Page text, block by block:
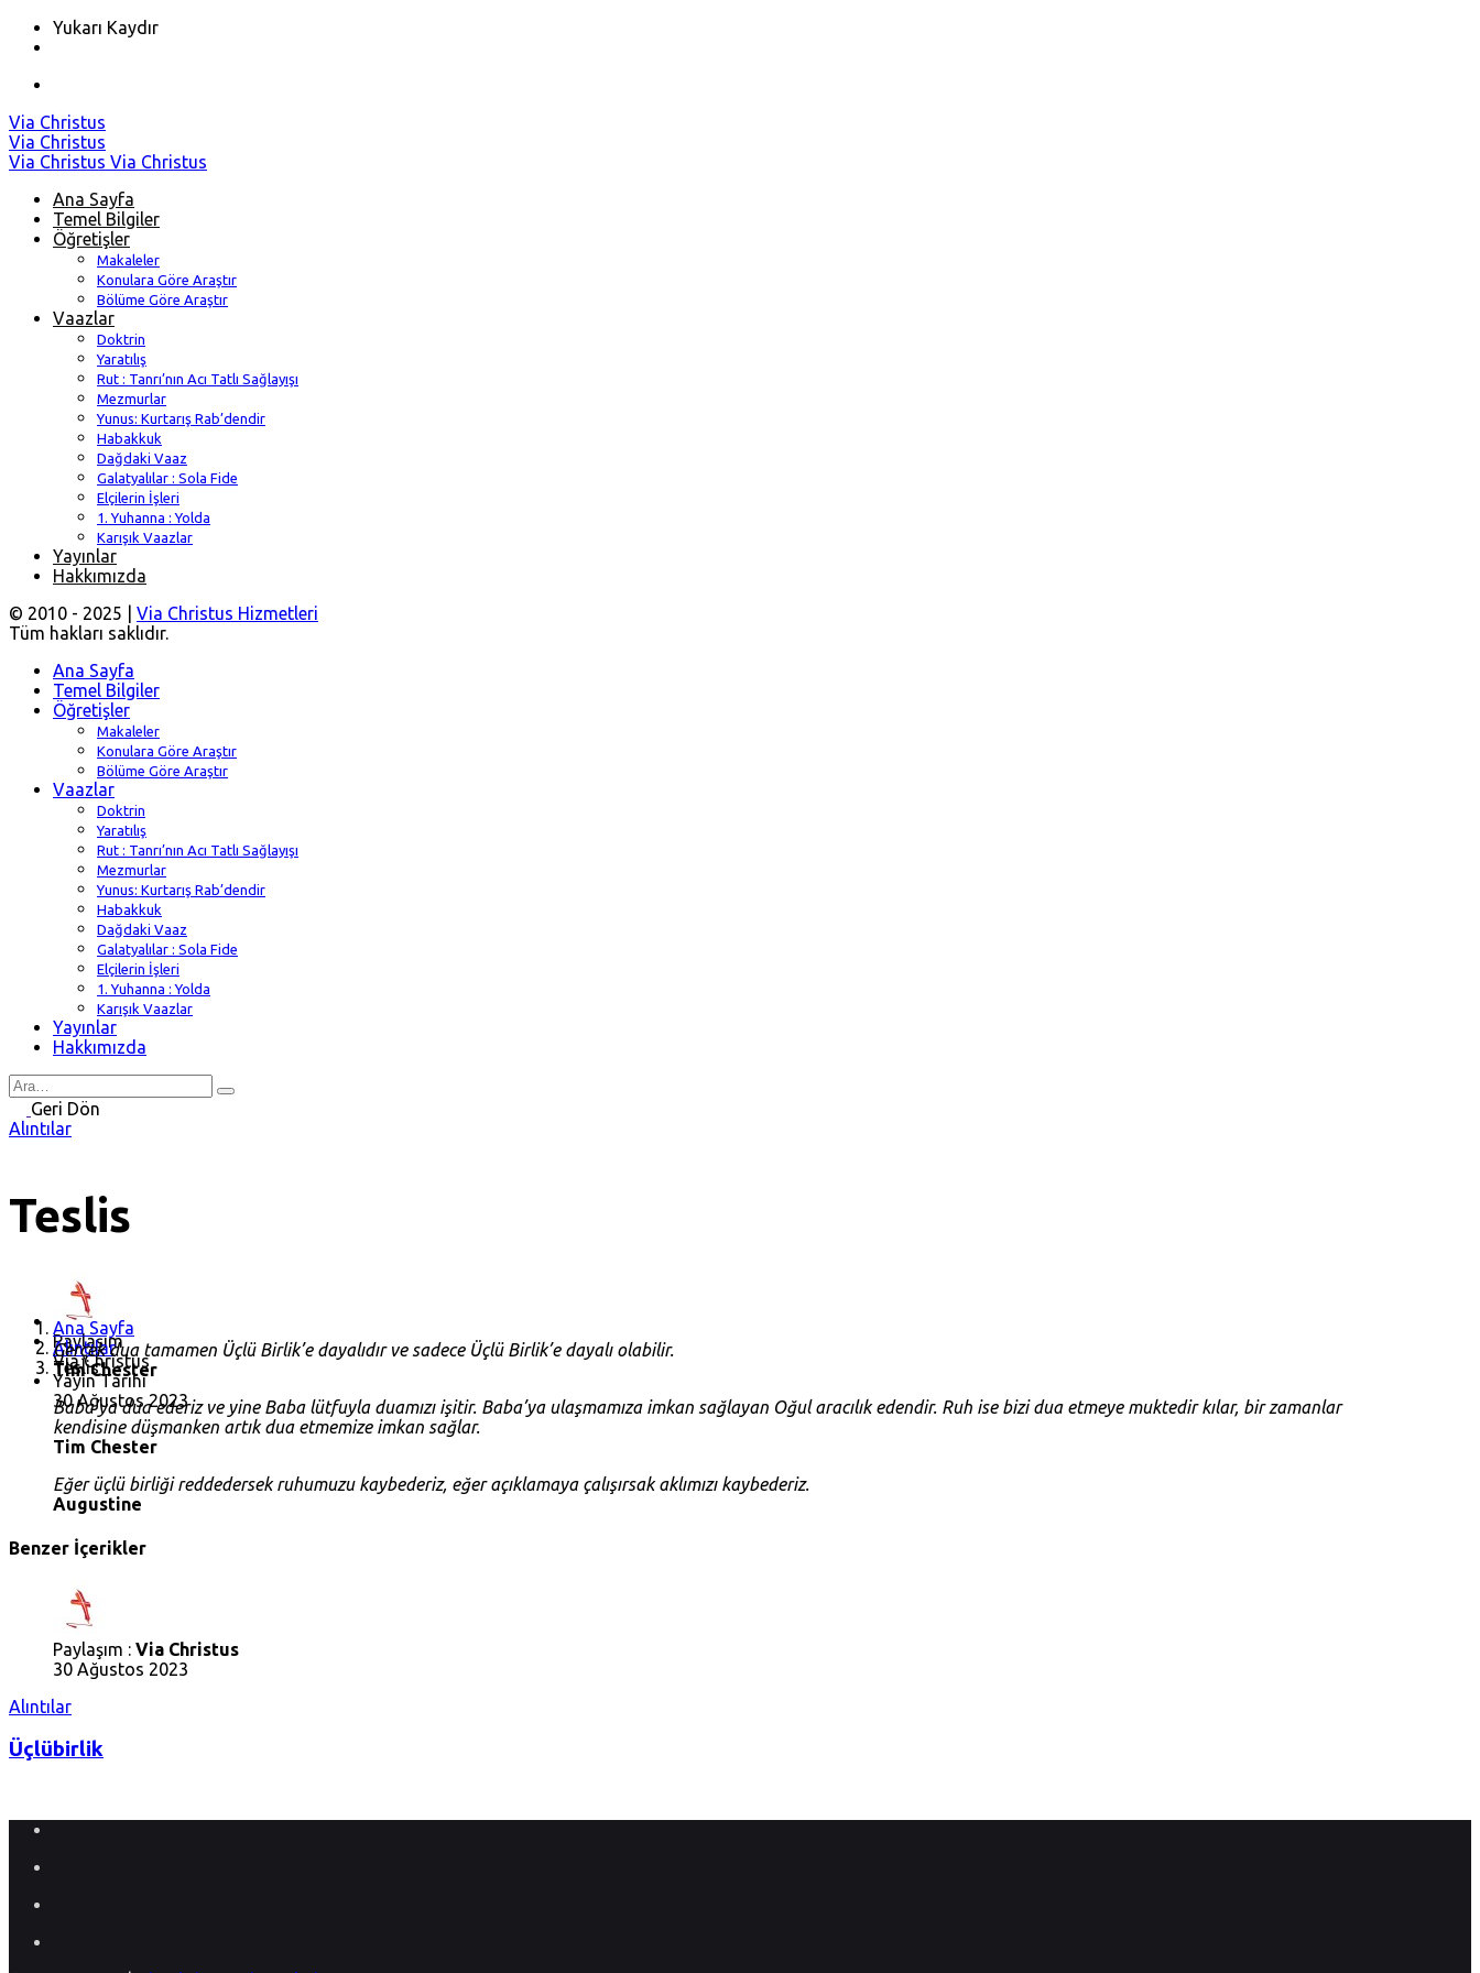
Yukarı Kaydır
Skip
to
content
Via Christus
Via Christus
Via Christus Via Christus
Ana Sayfa
Temel Bilgiler
Öğretişler
Makaleler
Konulara Göre Araştır
Bölüme Göre Araştır
Vaazlar
Doktrin
Yaratılış
Rut : Tanrı’nın Acı Tatlı Sağlayışı
Mezmurlar
Yunus: Kurtarış Rab’dendir
Habakkuk
Dağdaki Vaaz
Galatyalılar : Sola Fide
Elçilerin İşleri
1. Yuhanna : Yolda
Karışık Vaazlar
Yayınlar
Hakkımızda
© 2010 - 2025 | Via Christus Hizmetleri
Tüm hakları saklıdır.
Ana Sayfa
Temel Bilgiler
Öğretişler
Makaleler
Konulara Göre Araştır
Bölüme Göre Araştır
Vaazlar
Doktrin
Yaratılış
Rut : Tanrı’nın Acı Tatlı Sağlayışı
Mezmurlar
Yunus: Kurtarış Rab’dendir
Habakkuk
Dağdaki Vaaz
Galatyalılar : Sola Fide
Elçilerin İşleri
1. Yuhanna : Yolda
Karışık Vaazlar
Yayınlar
Hakkımızda
Search
forGeri Dön
Alıntılar
Teslis
Paylaşım
Via Christus
Yayın Tarihi
30 Ağustos 2023
Ana Sayfa
Alıntılar
Teslis
Gerçek dua tamamen Üçlü Birlik’e dayalıdır ve sadece Üçlü Birlik’e dayalı olabilir.
Tim Chester
Baba’ya dua ederiz ve yine Baba lütfuyla duamızı işitir. Baba’ya ulaşmamıza imkan sağlayan Oğul aracılık edendir. Ruh ise bizi dua etmeye muktedir kılar, bir zamanlar
kendisine düşmanken artık dua etmemize imkan sağlar.
Tim Chester
Eğer üçlü birliği reddedersek ruhumuzu kaybederiz, eğer açıklamaya çalışırsak aklımızı kaybederiz.
Augustine
Benzer İçerikler
Paylaşım : Via Christus
30 Ağustos 2023
Alıntılar
Üçlübirlik